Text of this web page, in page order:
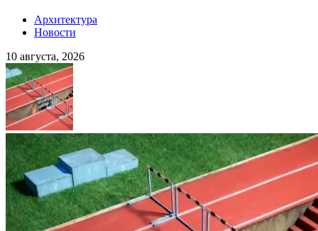
Архитектура
Новости
10 августа, 2026